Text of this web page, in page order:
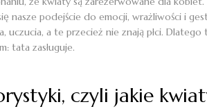
nasze podejście do emocji, wrażliwości i
uczucia, a te przecież nie znają płci.
tata zasługuje.
czyli jakie